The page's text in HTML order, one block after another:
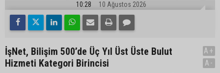
10:28 10 Ağustos 2026
İşNet, Bilişim 500’de Üç Yıl Üst Üste Bulut
Hizmeti Kategori Birincisi
A+
A-